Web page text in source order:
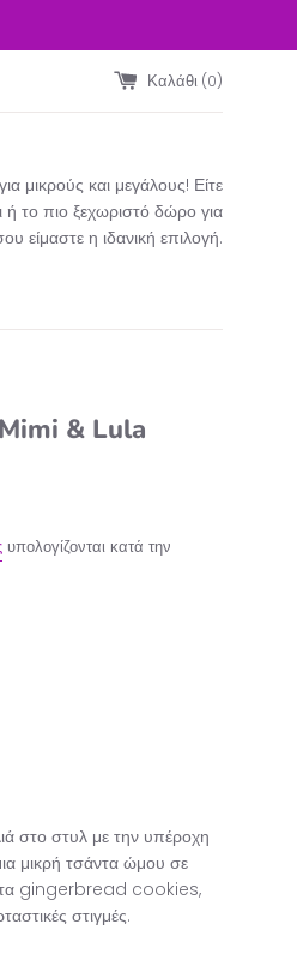
Καλάθι (0)
και μεγάλους! Είτε
ή το πιο ξεχωριστό δώρο για
είμαστε η ιδανική επιλογή.​
& Lula
υπολογίζονται κατά την
στο στυλ με την υπέροχη
μικρή τσάντα ώμου σε
τα gingerbread cookies,
στιγμές.